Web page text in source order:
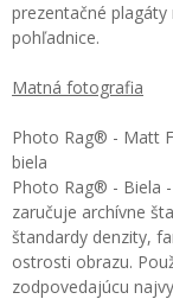
prezentačné plagáty
pohľadnice.
Matná fotografia
Photo Rag® - Matt
biela
Photo Rag® - Biela
zaručuje archívne
štandardy denzity,
ostrosti obrazu.
zodpovedajúcu